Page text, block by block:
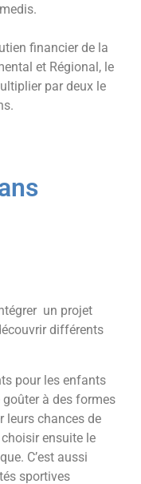
financier de la
et Régional, le
par deux le
un projet
différents
pour les enfants
à des formes
leurs chances de
ensuite le
C’est aussi
sportives